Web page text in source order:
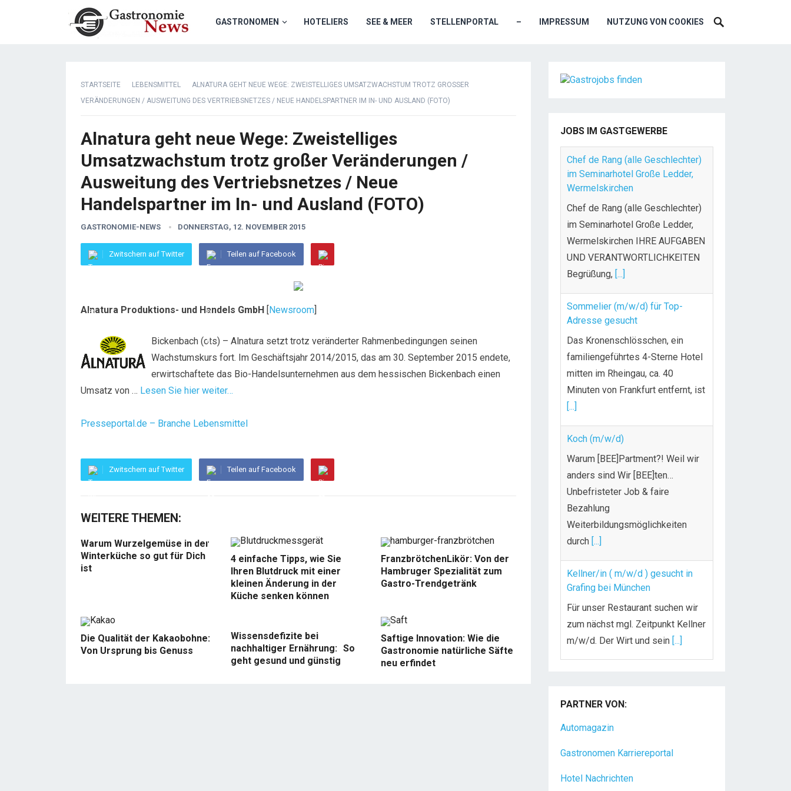
GASTRONOMEN HOTELIERS SEE & MEER STELLENPORTAL – IMPRESSUM NUTZUNG VON COOKIES
STARTSEITE LEBENSMITTEL
ALNATURA GEHT NEUE WEGE: ZWEISTELLIGES UMSATZWACHSTUM TROTZ GROSSER V
ERÄNDERUNGEN / AUSWEITUNG DES VERTRIEBSNETZES / NEUE HANDELSPARTNER IM IN- UND AUSLAND (FOTO)
Alnatura geht neue Wege: Zweistelliges
Umsatzwachstum trotz großer Veränderungen /
Ausweitung des Vertriebsnetzes / Neue
Handelspartner im In- und Ausland (FOTO)
GASTRONOMIE-NEWS DONNERSTAG, 12. NOVEMBER 2015
Zwitschern auf Twitter Teilen auf Facebook
Alnatura Produktions- und Handels GmbH [Newsroom]
Bickenbach (ots) – Alnatura setzt trotz veränderter Rahmenbedingungen seinen
Wachstumskurs fort. Im Geschäftsjahr 2014/2015, das am 30. September 2015 endete,
erwirtschaftete das Bio-Handelsunternehmen aus dem hessischen Bickenbach einen
Umsatz von … Lesen Sie hier weiter…
Presseportal.de – Branche Lebensmittel
Zwitschern auf Twitter Teilen auf Facebook
WEITERE THEMEN:
Warum Wurzelgemüse in der
Winterküche so gut für Dich
ist
4 einfache Tipps, wie Sie
Ihren Blutdruck mit einer
kleinen Änderung in der
Küche senken können
FranzbrötchenLikör: Von der
Hambruger Spezialität zum
Gastro-Trendgetränk
Die Qualität der Kakaobohne:
Von Ursprung bis Genuss
Wissensdefizite bei
nachhaltiger Ernährung: So
geht gesund und günstig
Saftige Innovation: Wie die
Gastronomie natürliche Säfte
neu erfindet
JOBS IM GASTGEWERBE
Chef de Rang (alle Geschlechter)
im Seminarhotel Große Ledder,
Wermelskirchen
Chef de Rang (alle Geschlechter)
im Seminarhotel Große Ledder,
Wermelskirchen IHRE AUFGABEN
UND VERANTWORTLICHKEITEN
Begrüßung, [...]
Sommelier (m/w/d) für Top-
Adresse gesucht
Das Kronenschlösschen, ein
familiengeführtes 4-Sterne Hotel
mitten im Rheingau, ca. 40
Minuten von Frankfurt entfernt, ist
[...]
Koch (m/w/d)
Warum [BEE]Partment?! Weil wir
anders sind Wir [BEE]ten…
Unbefristeter Job & faire
Bezahlung
Weiterbildungsmöglichkeiten
durch [...]
Kellner/in ( m/w/d ) gesucht in
Grafing bei München
Für unser Restaurant suchen wir
zum nächst mgl. Zeitpunkt Kellner
m/w/d. Der Wirt und sein [...]
Dein Arbeitsplatz mit
Urlaubsfeeling Chef de Rang
Leidenschaft und liebst[...]
PARTNER VON:
Automagazin
Gastronomen Karriereportal
Hotel Nachrichten